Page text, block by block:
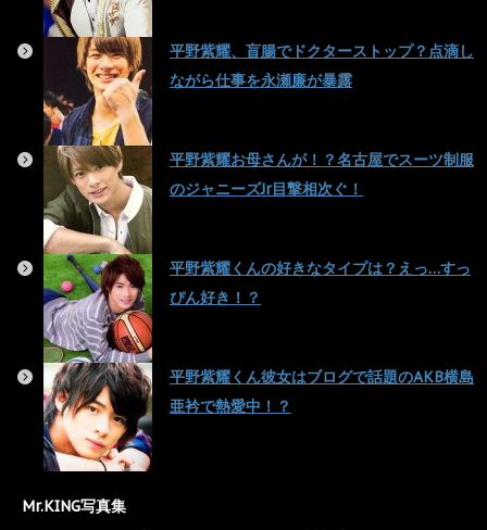
平野紫耀、盲腸でドクターストップ？点滴し
ながら仕事を永瀬廉が暴露
平野紫耀お母さんが！？名古屋でスーツ制服
のジャニーズJr目撃相次ぐ！
平野紫耀くんの好きなタイプは？えっ…すっ
ぴん好き！？
平野紫耀くん彼女はブログで話題のAKB横島
亜衿で熱愛中！？
Mr.KING写真集